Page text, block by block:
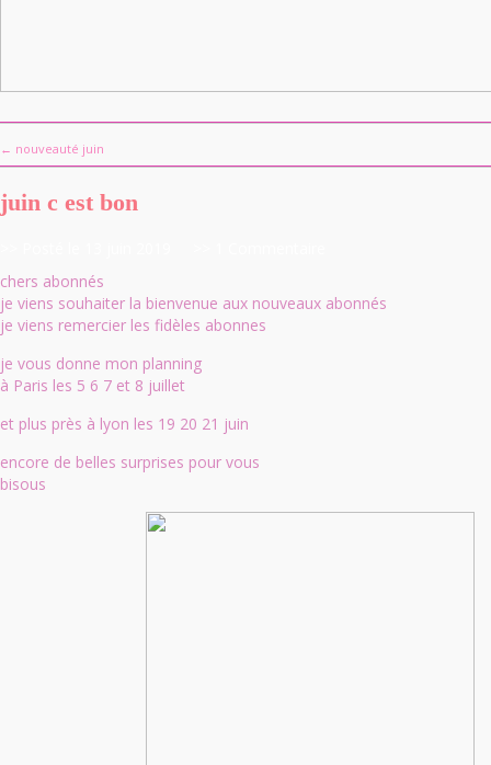
← nouveauté juin
juin c est bon
chers abonnés
je viens souhaiter la bienvenue aux nouveaux abonnés
je viens remercier les fidèles abonnes
je vous donne mon planning
à Paris les 5 6 7 et 8 juillet
et plus près à lyon les 19 20 21 juin
encore de belles surprises pour vous
bisous